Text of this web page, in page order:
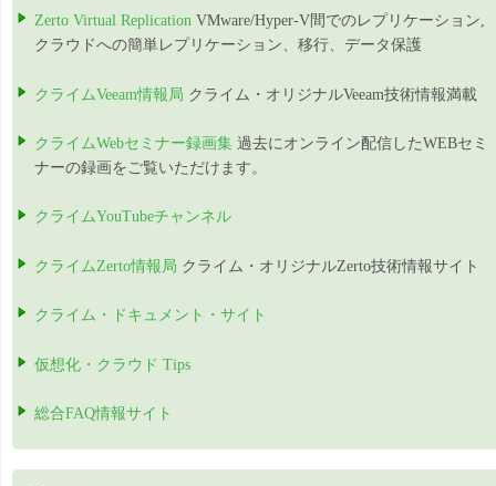
Zerto Virtual Replication VMware/Hyper-V間でのレプリケーション,
クラウドへの簡単レプリケーション、移行、データ保護
クライムVeeam情報局 クライム・オリジナルVeeam技術情報満載
クライムWebセミナー録画集 過去にオンライン配信したWEBセミ
ナーの録画をご覧いただけます。
クライムYouTubeチャンネル
クライムZerto情報局 クライム・オリジナルZerto技術情報サイト
クライム・ドキュメント・サイト
仮想化・クラウド Tips
総合FAQ情報サイト